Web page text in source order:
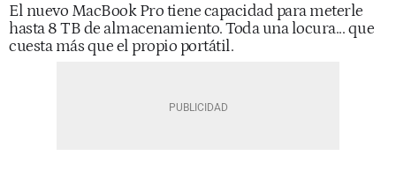
El nuevo MacBook Pro tiene capacidad para meterle
hasta 8 TB de almacenamiento. Toda una locura... que
cuesta más que el propio portátil.